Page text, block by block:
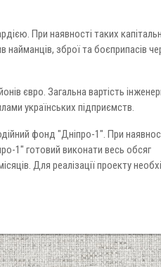
При наявності таких
найманців, зброї та боєприпасів
євро. Загальна вартість
українських підприємств.
фонд "Дніпро-1". При
1" готовий виконати весь обсяг
Для реалізації проекту